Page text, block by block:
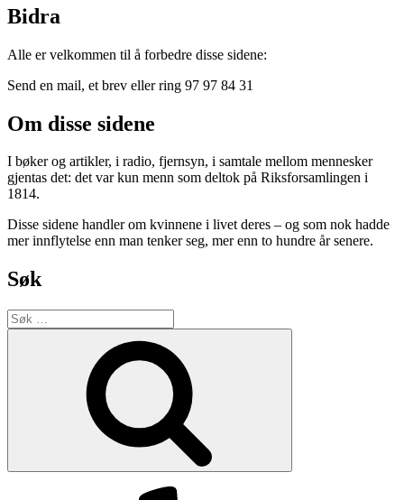
Bidra
Alle er velkommen til å forbedre disse sidene:
Send en mail, et brev eller ring 97 97 84 31
Om disse sidene
I bøker og artikler, i radio, fjernsyn, i samtale mellom mennesker
gjentas det: det var kun menn som deltok på Riksforsamlingen i
1814.
Disse sidene handler om kvinnene i livet deres – og som nok hadde
mer innflytelse enn man tenker seg, mer enn to hundre år senere.
Søk
Søk
etter: